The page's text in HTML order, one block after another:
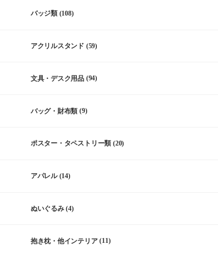
バッジ類(108)
アクリルスタンド (59)
文具・デスク用品 (94)
バッグ・財布類 (9)
ポスター・タペストリー類 (20)
アパレル(14)
ぬいぐるみ(4)
抱き枕・他インテリア(11)